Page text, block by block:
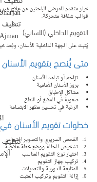
تنظيف
خيار متقدم للمرضى الباحثين عن علاج
قوالب شفافة متحركة.
التقويم الداخلي (اللساني)
يُثبت على الجهة الداخلية للأسنان، ويُعد
متى يُنصح بتقويم
تزاحم أو تباعد الأسنان
بروز الأسنان الأمامية
مشاكل الإطباق
صعوبة في المضغ أو النطق
الرغبة في تحسين مظهر الابتسامة
خطوات تقويم الأسنان في
الفحص السريري والتصوير الشعاعي
تشخيص الحالة ووضع خطة علاجية
اختيار نوع التقويم المناسب
تركيب جهاز التقويم
المتابعة الدورية والتعديلات
إزالة التقويم وتركيب المثبت